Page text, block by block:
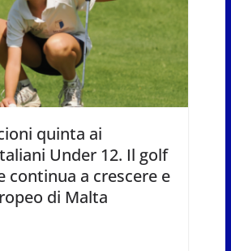
quinta ai
Under 12. Il golf
continua a crescere e
di Malta